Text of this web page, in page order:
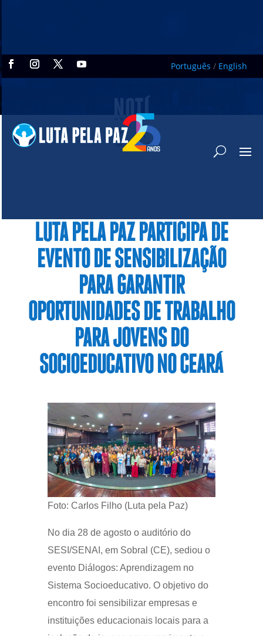
Português / English
NOTÍ
CIAS
LUTA PELA PAZ PARTICIPA DE
EVENTO DE SENSIBILIZAÇÃO
PARA GARANTIR
OPORTUNIDADES DE TRABALHO
PARA JOVENS DO
SOCIOEDUCATIVO NO CEARÁ
Foto: Carlos Filho (Luta pela Paz)
No dia 28 de agosto o auditório do
SESI/SENAI, em Sobral (CE), sediou o
evento Diálogos: Aprendizagem no
Sistema Socioeducativo. O objetivo do
encontro foi sensibilizar empresas e
instituições educacionais locais para a